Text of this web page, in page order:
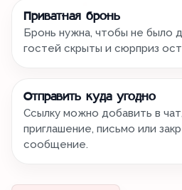
Приватная бронь
Бронь нужна, чтобы не было
гостей скрыты и сюрприз
Отправить куда угодно
Ссылку можно добавить в
приглашение, письмо или
сообщение.